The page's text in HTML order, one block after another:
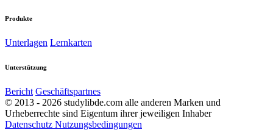
Produkte
Unterlagen Lernkarten
Unterstützung
Bericht Geschäftspartnes
© 2013 - 2026 studylibde.com alle anderen Marken und
Urheberrechte sind Eigentum ihrer jeweiligen Inhaber
Datenschutz Nutzungsbedingungen